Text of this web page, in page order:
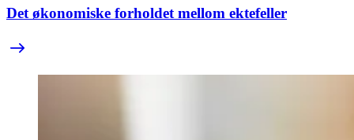
Det økonomiske forholdet mellom ektefeller